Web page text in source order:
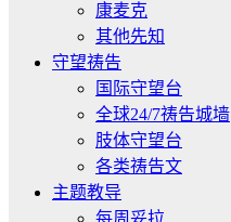
康麦克
其他先知
守望祷告
国际守望台
全球24/7祷告城墙
肢体守望台
各类祷告文
主题教导
每周妥拉